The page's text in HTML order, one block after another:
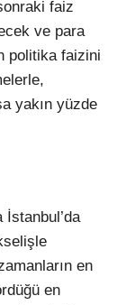
faiz
ve para
politika faizini
yakın yüzde
İstanbul’da
en
en